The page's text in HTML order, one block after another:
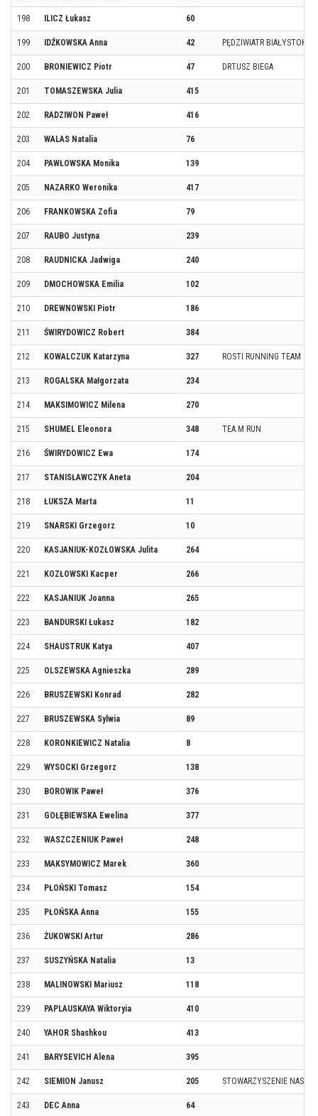
198 ILICZ Łukasz 60
199 IDŹKOWSKA Anna 42 PĘDZIWIATR BIAŁYSTOK
200 BRONIEWICZ Piotr 47 DRTUSZ BIEGA
201 TOMASZEWSKA Julia 415
202 RADZIWON Paweł 416
203 WALAS Natalia 76
204 PAWŁOWSKA Monika 139
205 NAZARKO Weronika 417
206 FRANKOWSKA Zofia 79
207 RAUBO Justyna 239
208 RAUDNICKA Jadwiga 240
209 DMOCHOWSKA Emilia 102
210 DREWNOWSKI Piotr 186
211 ŚWIRYDOWICZ Robert 384
212 KOWALCZUK Katarzyna 327 ROSTI RUNNING TEAM
213 ROGALSKA Małgorzata 234
214 MAKSIMOWICZ Milena 270
215 SHUMEL Eleonora 348 TEA.M RUN
216 ŚWIRYDOWICZ Ewa 174
217 STANISŁAWCZYK Aneta 204
218 ŁUKSZA Marta 11
219 SNARSKI Grzegorz 10
220 KASJANIUK-KOZŁOWSKA Julita 264
221 KOZŁOWSKI Kacper 266
222 KASJANIUK Joanna 265
223 BANDURSKI Łukasz 182
224 SHAUSTRUK Katya 407
225 OLSZEWSKA Agnieszka 289
226 BRUSZEWSKI Konrad 282
227 BRUSZEWSKA Sylwia 89
228 KORONKIEWICZ Natalia 8
229 WYSOCKI Grzegorz 138
230 BOROWIK Paweł 376
231 GOŁĘBIEWSKA Ewelina 377
232 WASZCZENIUK Paweł 248
233 MAKSYMOWICZ Marek 360
234 PŁOŃSKI Tomasz 154
235 PŁOŃSKA Anna 155
236 ŻUKOWSKI Artur 286
237 SUSZYŃSKA Natalia 13
238 MALINOWSKI Mariusz 118
239 PAPLAUSKAYA Wiktoryia 410
240 YAHOR Shashkou 413
241 BARYSEVICH Alena 395
242 SIEMION Janusz 205 STOWARZYSZENIE NASZ
243 DEC Anna 64